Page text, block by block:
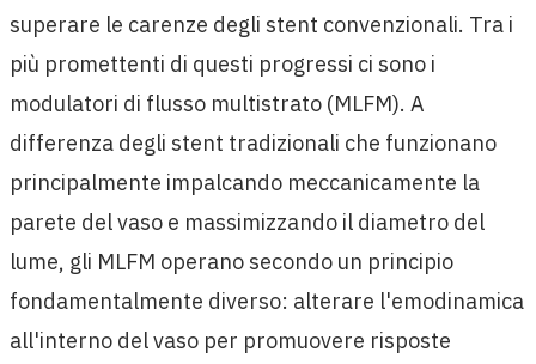
superare le carenze degli stent convenzionali. Tra i
più promettenti di questi progressi ci sono i
modulatori di flusso multistrato (MLFM). A
differenza degli stent tradizionali che funzionano
principalmente impalcando meccanicamente la
parete del vaso e massimizzando il diametro del
lume, gli MLFM operano secondo un principio
fondamentalmente diverso: alterare l'emodinamica
all'interno del vaso per promuovere risposte